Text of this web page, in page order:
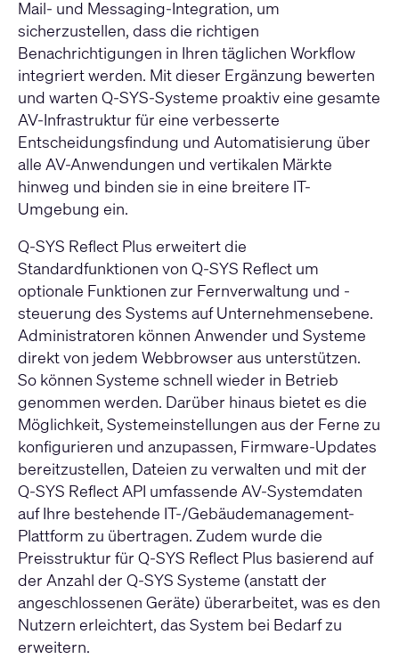
Mail- und Messaging-Integration, um
sicherzustellen, dass die richtigen
Benachrichtigungen in Ihren täglichen Workflow
integriert werden. Mit dieser Ergänzung bewerten
und warten Q-SYS-Systeme proaktiv eine gesamte
AV-Infrastruktur für eine verbesserte
Entscheidungsfindung und Automatisierung über
alle AV-Anwendungen und vertikalen Märkte
hinweg und binden sie in eine breitere IT-
Umgebung ein.
Q-SYS Reflect Plus erweitert die
Standardfunktionen von Q-SYS Reflect um
optionale Funktionen zur Fernverwaltung und -
steuerung des Systems auf Unternehmensebene.
Administratoren können Anwender und Systeme
direkt von jedem Webbrowser aus unterstützen.
So können Systeme schnell wieder in Betrieb
genommen werden. Darüber hinaus bietet es die
Möglichkeit, Systemeinstellungen aus der Ferne zu
konfigurieren und anzupassen, Firmware-Updates
bereitzustellen, Dateien zu verwalten und mit der
Q-SYS Reflect API umfassende AV-Systemdaten
auf Ihre bestehende IT-/Gebäudemanagement-
Plattform zu übertragen. Zudem wurde die
Preisstruktur für Q-SYS Reflect Plus basierend auf
der Anzahl der Q-SYS Systeme (anstatt der
angeschlossenen Geräte) überarbeitet, was es den
Nutzern erleichtert, das System bei Bedarf zu
erweitern.